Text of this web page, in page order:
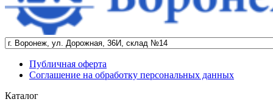
Публичная оферта
Соглашение на обработку персональных данных
Каталог